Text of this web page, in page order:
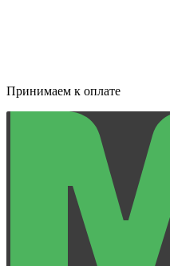
Принимаем к оплате